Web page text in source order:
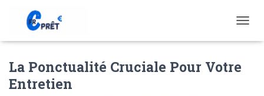
O
La Ponctualité Cruciale Pour Votre
Entretien